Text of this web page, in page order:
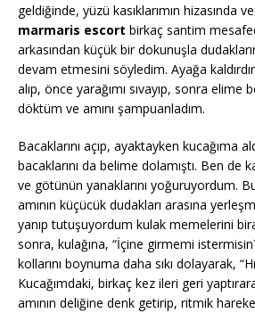
geldiğinde, yüzü kasıklarımın hizasında
marmaris escort birkaç santim
arkasından küçük bir dokunuşla
devam etmesini söyledim. Ayağa
alıp, önce yarağımı sıvayıp, sonra elime
döktüm ve amını şampuanladım.
Bacaklarını açıp, ayaktayken kucağıma
bacaklarını da belime dolamıştı. Ben de
ve götünün yanaklarını yoğuruyordum.
amının küçücük dudakları arasına
yanıp tutuşuyordum kulak memelerini
sonra, kulağına, “İçine girmemi
kollarını boynuma daha sıkı dolayarak, “Hı
Kucağımdaki, birkaç kez ileri geri
amının deliğine denk getirip, ritmik